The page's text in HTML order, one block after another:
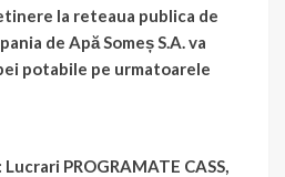
la reteaua publica de
de Apă Someș S.A. va
potabile pe urmatoarele
PROGRAMATE CASS,